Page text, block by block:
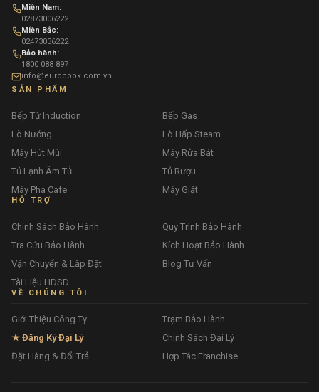
Miền Nam:
02873006222
Miền Bắc:
02473036222
Bảo hành:
1800 088 897
info@eurocook.com.vn
SẢN PHẨM
Bếp Từ Induction
Bếp Gas
Lò Nướng
Lò Hấp Steam
Máy Hút Mùi
Máy Rửa Bát
Tủ Lạnh Âm Tủ
Tủ Rượu
Máy Pha Cafe
Máy Giặt
HỖ TRỢ
Chính Sách Bảo Hành
Quy Trình Bảo Hành
Tra Cứu Bảo Hành
Kích Hoạt Bảo Hành
Vận Chuyển & Lắp Đặt
Blog Tư Vấn
Tài Liệu HDSD
VỀ CHÚNG TÔI
Giới Thiệu Công Ty
Trạm Bảo Hành
★ Đăng Ký Đại Lý
Chính Sách Đại Lý
Đặt Hàng & Đổi Trả
Hợp Tác Franchise